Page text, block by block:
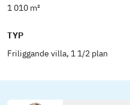
1 010 m²
TYP
Friliggande villa, 1 1/2 plan